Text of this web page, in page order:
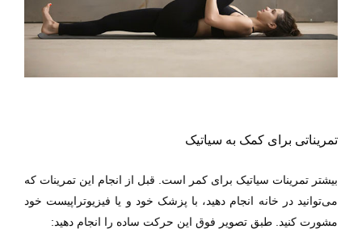
تمریناتی برای کمک به سیاتیک
بیشتر تمرینات سیاتیک برای کمر است. قبل از انجام این تمرینات که
می‌توانید در خانه انجام دهید، با پزشک خود و یا فیزیوتراپیست خود
مشورت کنید. طبق تصویر فوق این حرکت ساده را انجام دهید: